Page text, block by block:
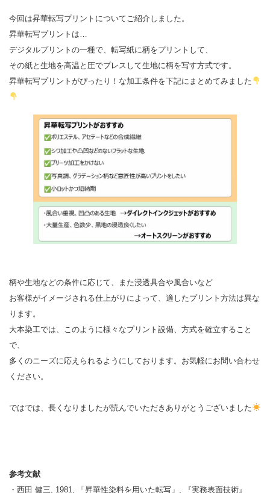
今回は昇華転写プリントについてご紹介しました。
昇華転写プリントは…
デジタルプリントの一種で、転写紙に柄をプリントして、
その紙と生地を高温と圧でプレスして生地に柄を写す方式です。
昇華転写プリントがぴったり！な加工条件を下記にまとめてみました
柄や生地などの条件に応じて、また浸透具合や風合いなど
お客様がイメージされる仕上がりによって、適したプリント方法は異な
ります。
大本染工では、このように様々なプリント設備、方式を確立すること
で、
多くのニーズに応えられるようにしております。お気軽にお問い合わせ
ください。
ではでは、長くなりましたが読んでいただきありがとうございました
参考文献
・西田 健三, 1981, 「昇華性染料を用いた転写」, 『実務表面技術』